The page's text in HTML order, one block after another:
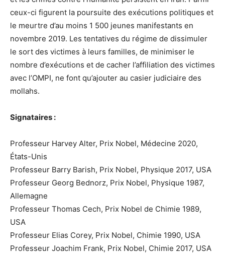
ceux-ci figurent la poursuite des exécutions politiques et
le meurtre d’au moins 1 500 jeunes manifestants en
novembre 2019. Les tentatives du régime de dissimuler
le sort des victimes à leurs familles, de minimiser le
nombre d’exécutions et de cacher l’affiliation des victimes
avec l’OMPI, ne font qu’ajouter au casier judiciaire des
mollahs.
Signataires :
Professeur Harvey Alter, Prix Nobel, Médecine 2020,
États-Unis
Professeur Barry Barish, Prix Nobel, Physique 2017, USA
Professeur Georg Bednorz, Prix Nobel, Physique 1987,
Allemagne
Professeur Thomas Cech, Prix Nobel de Chimie 1989,
USA
Professeur Elias Corey, Prix Nobel, Chimie 1990, USA
Professeur Joachim Frank, Prix Nobel, Chimie 2017, USA